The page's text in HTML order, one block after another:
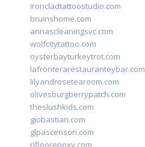
ironcladtattoostudio.com
bruinshome.com
annascleaningsvc.com
wolfcitytattoo.com
oysterbayturkeytrot.com
lafronterarestauranteybar.com
lilyandrosetearoom.com
olivesburgberrypatch.com
theslushkids.com
giobastian.com
glpascensori.com
rifloorepoxy.com